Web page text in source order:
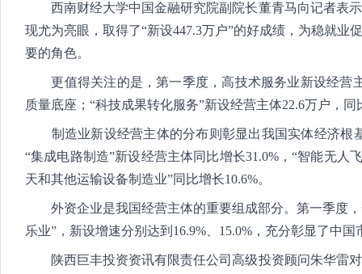
西南财经大学中国金融研究院副院长董青马向记者表示
现尤为亮眼，取得了“新设447.3万户”的好成绩，为稳就
要的角色。
更值得关注的是，第一季度，高技术服务业新设经营主
质量底座；“科技成果转化服务”新设经营主体22.6万户，
制造业新设经营主体的分布则彰显出我国实体经济根
“集成电路制造”新设经营主体同比增长31.0%，“智能无人
天和其他运输设备制造业”同比增长10.6%。
外资企业是我国经营主体的重要组成部分。第一季度，
乐业”，新设增速分别达到16.9%、15.0%，充分彰显了中
陕西巨丰投资资讯有限责任公司高级投资顾问朱华雷对